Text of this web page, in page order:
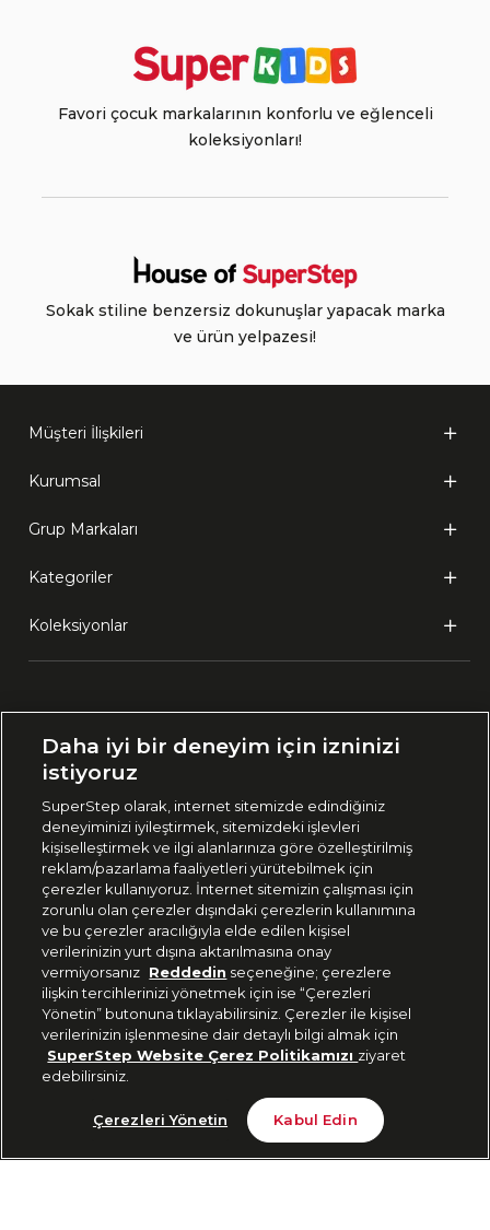
5.094 TL Sepete Ekle
Favori çocuk markalarının konforlu ve eğlenceli
koleksiyonları!
Sokak stiline benzersiz dokunuşlar yapacak marka
ve ürün yelpazesi!
Müşteri İlişkileri
Kurumsal
Grup Markaları
Kategoriler
Koleksiyonlar
🇹🇷 Türkiye
444 37 36
Uygulamadan Takip Edin
Bizi Takip Edin
Daha iyi bir deneyim için izninizi
istiyoruz
SuperStep olarak, internet sitemizde edindiğiniz
deneyiminizi iyileştirmek, sitemizdeki işlevleri
kişiselleştirmek ve ilgi alanlarınıza göre özelleştirilmiş
reklam/pazarlama faaliyetleri yürütebilmek için
çerezler kullanıyoruz. İnternet sitemizin çalışması için
zorunlu olan çerezler dışındaki çerezlerin kullanımına
ve bu çerezler aracılığıyla elde edilen kişisel
verilerinizin yurt dışına aktarılmasına onay
vermiyorsanız Reddedin seçeneğine; çerezlere
ilişkin tercihlerinizi yönetmek için ise “Çerezleri
Yönetin” butonuna tıklayabilirsiniz. Çerezler ile kişisel
verilerinizin işlenmesine dair detaylı bilgi almak için
SuperStep Website Çerez Politikamızı ziyaret
edebilirsiniz.
Çerezleri Yönetin Kabul Edin